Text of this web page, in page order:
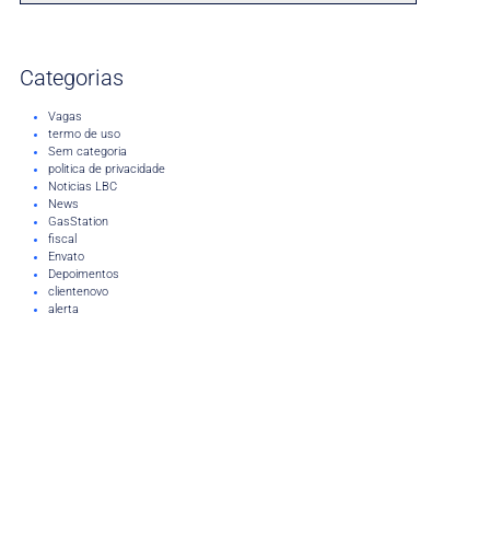
Categorias
Vagas
termo de uso
Sem categoria
politica de privacidade
Noticias LBC
News
GasStation
fiscal
Envato
Depoimentos
clientenovo
alerta